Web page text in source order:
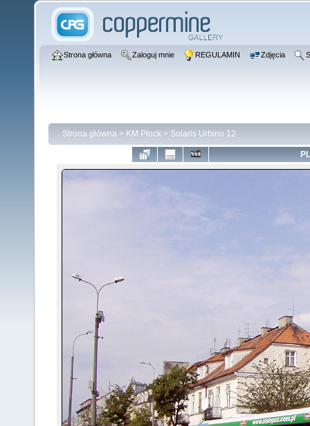
Strona główna Zaloguj mnie REGULAMIN Zdjęcia
Strona główna > KM Płock > Solaris Urbino 12